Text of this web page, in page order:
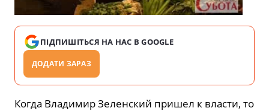
ПІДПИШІТЬСЯ НА НАС В GOOGLE
ДОДАТИ ЗАРАЗ
Когда Владимир Зеленский пришел к власти, то